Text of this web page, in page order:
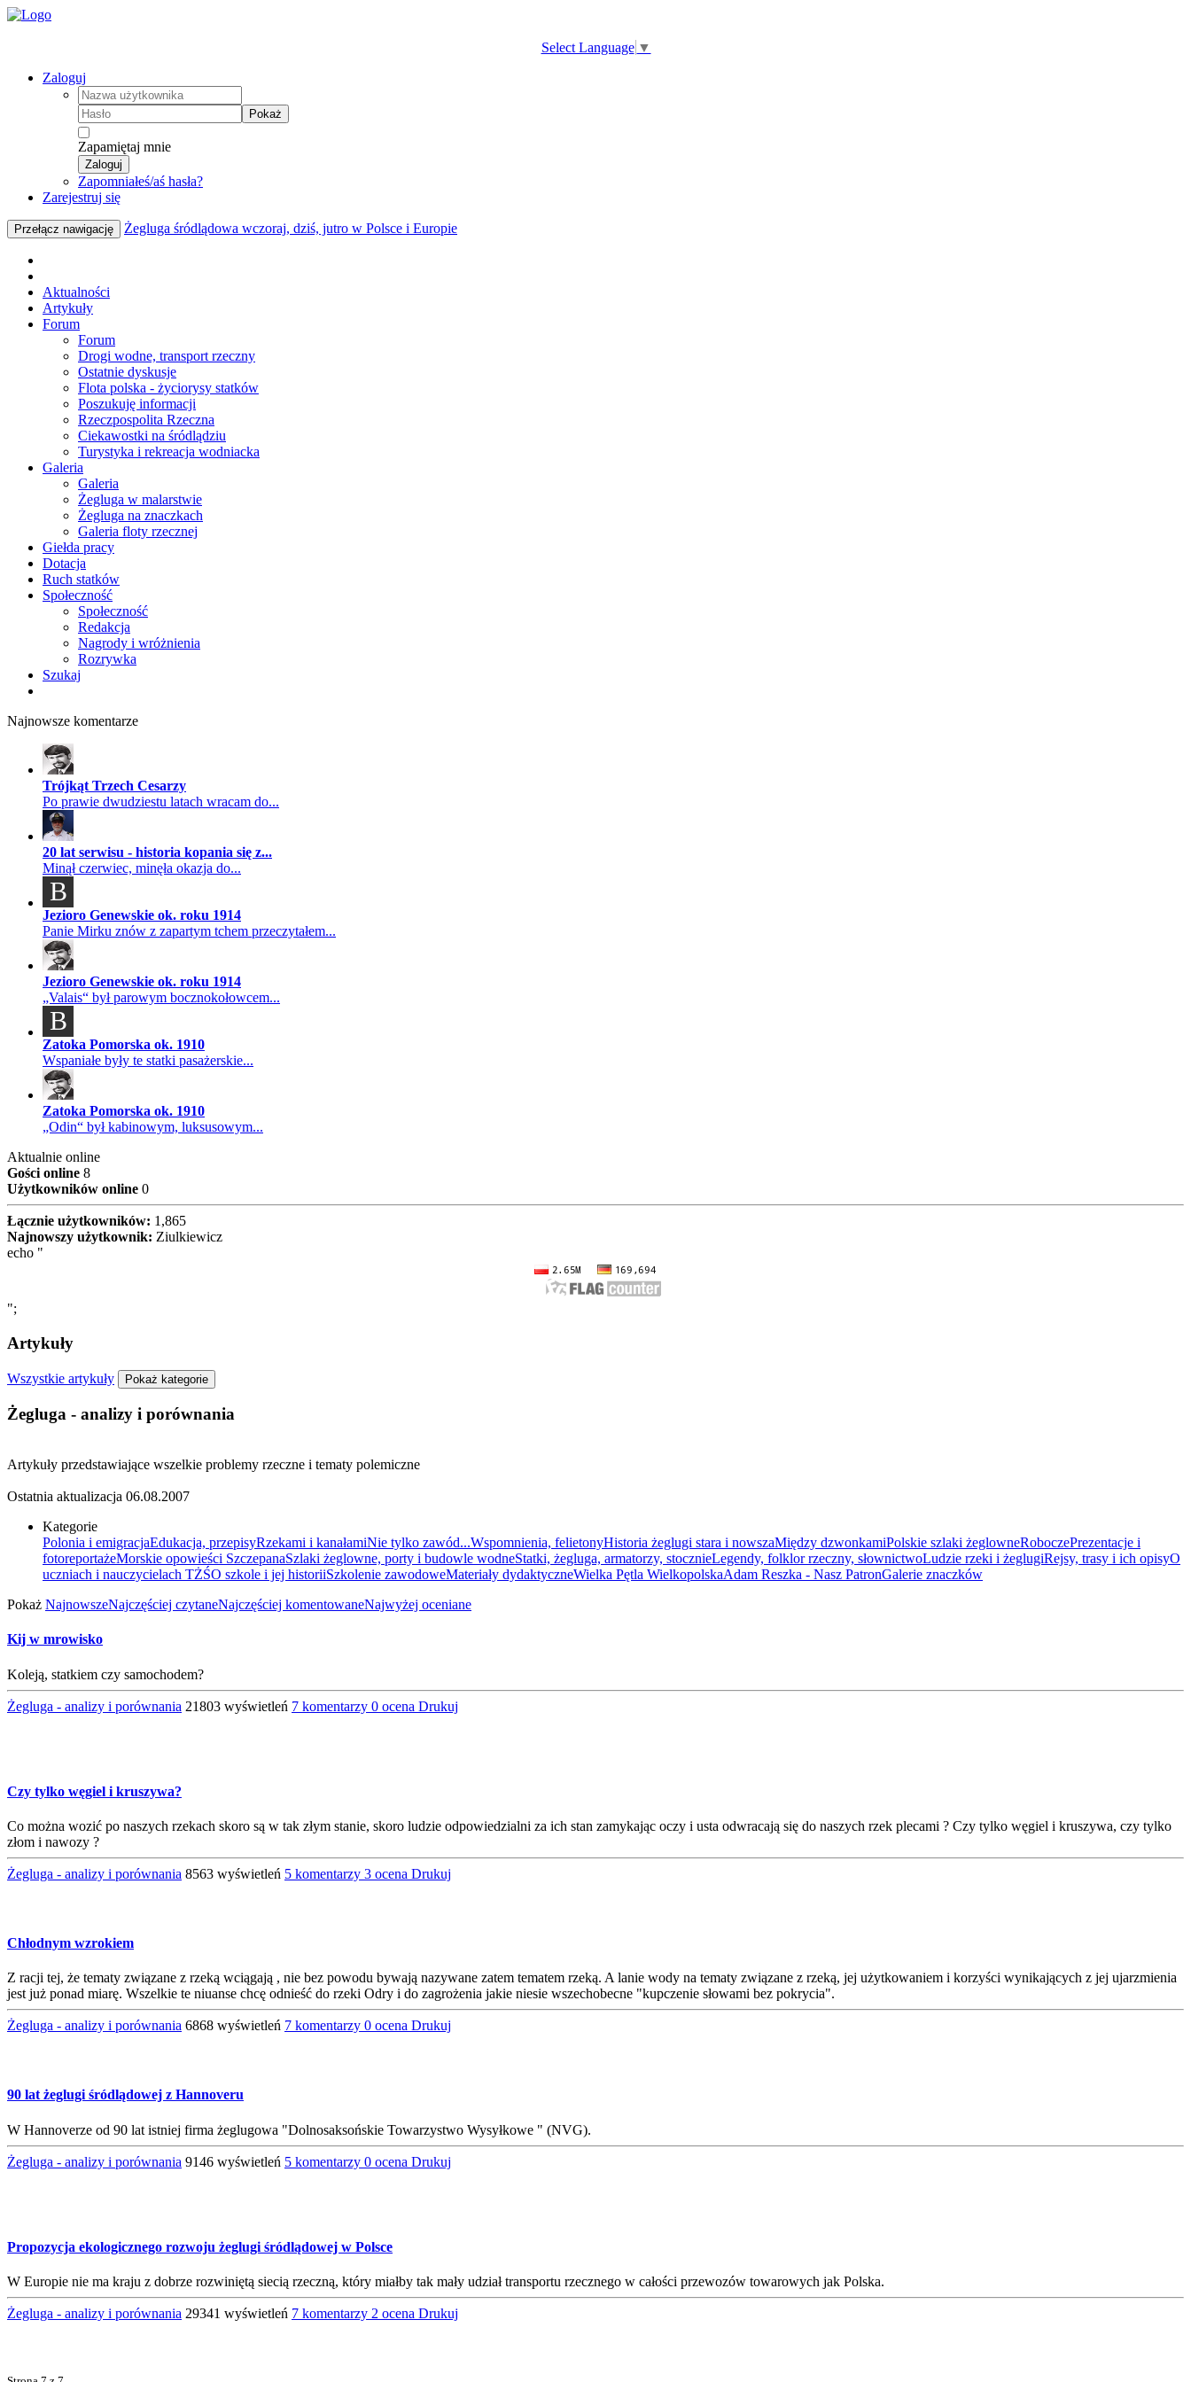
Select Language ▼
Zaloguj
Pokaż
Zapamiętaj mnie
Zaloguj
Zapomniałeś/aś hasła?
Zarejestruj się
Przełącz nawigację Żegluga śródlądowa wczoraj, dziś, jutro w Polsce i Europie
Aktualności
Artykuły
Forum
Forum
Drogi wodne, transport rzeczny
Ostatnie dyskusje
Flota polska - życiorysy statków
Poszukuję informacji
Rzeczpospolita Rzeczna
Ciekawostki na śródlądziu
Turystyka i rekreacja wodniacka
Galeria
Galeria
Żegluga w malarstwie
Żegluga na znaczkach
Galeria floty rzecznej
Giełda pracy
Dotacja
Ruch statków
Społeczność
Społeczność
Redakcja
Nagrody i wróżnienia
Rozrywka
Szukaj
Najnowsze komentarze
Trójkąt Trzech Cesarzy
Po prawie dwudziestu latach wracam do...
20 lat serwisu - historia kopania się z...
Minął czerwiec, minęła okazja do...
B
Jezioro Genewskie ok. roku 1914
Panie Mirku znów z zapartym tchem przeczytałem...
Jezioro Genewskie ok. roku 1914
„Valais“ był parowym bocznokołowcem...
B
Zatoka Pomorska ok. 1910
Wspaniałe były te statki pasażerskie...
Zatoka Pomorska ok. 1910
„Odin“ był kabinowym, luksusowym...
Aktualnie online
Gości online 8
Użytkowników online 0
Łącznie użytkowników: 1,865
Najnowszy użytkownik: Ziulkiewicz
echo "
";
Artykuły
Wszystkie artykuły Pokaż kategorie
Żegluga - analizy i porównania
Artykuły przedstawiające wszelkie problemy rzeczne i tematy polemiczne
Ostatnia aktualizacja 06.08.2007
Kategorie
Polonia i emigracjaEdukacja, przepisyRzekami i kanałamiNie tylko zawód...Wspomnienia, felietonyHistoria żeglugi stara i nowszaMiędzy dzwonkamiPolskie szlaki żeglowneRoboczePrezentacje i
fotoreportażeMorskie opowieści SzczepanaSzlaki żeglowne, porty i budowle wodneStatki, żegluga, armatorzy, stocznieLegendy, folklor rzeczny, słownictwoLudzie rzeki i żeglugiRejsy, trasy i ich opisyO
uczniach i nauczycielach TŻŚO szkole i jej historiiSzkolenie zawodoweMateriały dydaktyczneWielka Pętla WielkopolskaAdam Reszka - Nasz PatronGalerie znaczków
Pokaż NajnowszeNajczęściej czytaneNajczęściej komentowaneNajwyżej oceniane
Kij w mrowisko
Koleją, statkiem czy samochodem?
Żegluga - analizy i porównania 21803 wyświetleń 7 komentarzy 0 ocena Drukuj
Czy tylko węgiel i kruszywa?
Co można wozić po naszych rzekach skoro są w tak złym stanie, skoro ludzie odpowiedzialni za ich stan zamykając oczy i usta odwracają się do naszych rzek plecami ? Czy tylko węgiel i kruszywa, czy tylko
złom i nawozy ?
Żegluga - analizy i porównania 8563 wyświetleń 5 komentarzy 3 ocena Drukuj
Chłodnym wzrokiem
Z racji tej, że tematy związane z rzeką wciągają , nie bez powodu bywają nazywane zatem tematem rzeką. A lanie wody na tematy związane z rzeką, jej użytkowaniem i korzyści wynikających z jej ujarzmienia
jest już ponad miarę. Wszelkie te niuanse chcę odnieść do rzeki Odry i do zagrożenia jakie niesie wszechobecne "kupczenie słowami bez pokrycia".
Żegluga - analizy i porównania 6868 wyświetleń 7 komentarzy 0 ocena Drukuj
90 lat żeglugi śródlądowej z Hannoveru
W Hannoverze od 90 lat istniej firma żeglugowa "Dolnosaksońskie Towarzystwo Wysyłkowe " (NVG).
Żegluga - analizy i porównania 9146 wyświetleń 5 komentarzy 0 ocena Drukuj
Propozycja ekologicznego rozwoju żeglugi śródlądowej w Polsce
W Europie nie ma kraju z dobrze rozwiniętą siecią rzeczną, który miałby tak mały udział transportu rzecznego w całości przewozów towarowych jak Polska.
Żegluga - analizy i porównania 29341 wyświetleń 7 komentarzy 2 ocena Drukuj